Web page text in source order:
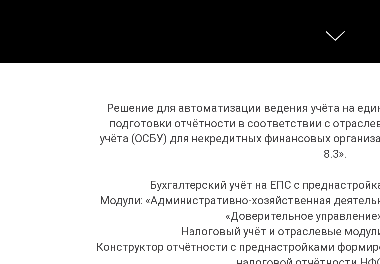
Решение для автоматизации ведения учёта на
подготовки отчётности в соответствии с
учёта (ОСБУ) для некредитных финансовых
8.3».
Бухгалтерский учёт на ЕПС с
Модули: «Административно-хозяйственная
«Доверительное
Налоговый учёт и отраслевые
Конструктор отчётности с преднастройками